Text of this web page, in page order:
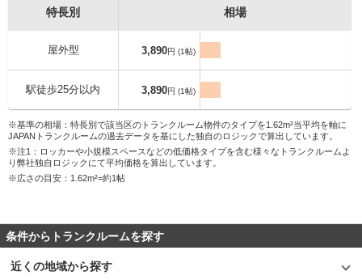
特長別 相場
屋外型 3,890円 (1帖)
駅徒歩25分以内 3,890円 (1帖)
※基準の相場：特長別で該当区のトランクルーム物件のタイプを1.62m²当平均を軸に
JAPANトランクルームの過去データを基にした独自のロジックで算出しています。
※注1：ロッカーや小規模スペースなどの低価格タイプを含む様々なトランクルームよ
り弊社独自ロジックにて平均価格を算出しています。
※広さの目安：1.62m²=約1帖
条件からトランクルームを探す
近くの地域から探す